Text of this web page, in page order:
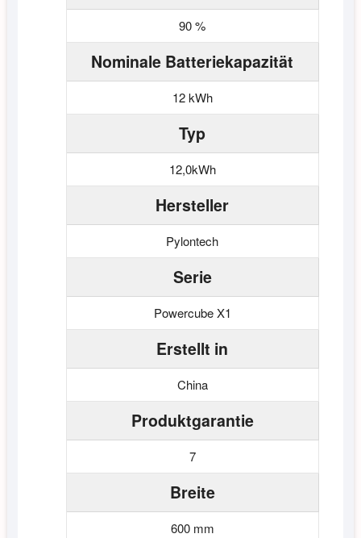
90 %
Nominale Batteriekapazität
12 kWh
Typ
12,0kWh
Hersteller
Pylontech
Serie
Powercube X1
Erstellt in
China
Produktgarantie
7
Breite
600 mm